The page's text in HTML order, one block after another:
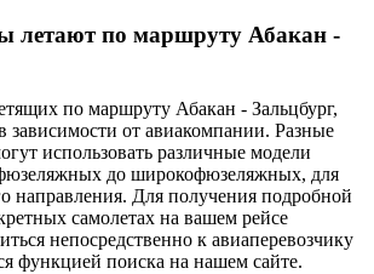
летают по маршруту Абакан -
по маршруту Абакан - Зальцбург,
зависимости от авиакомпании. Разные
использовать различные модели
до широкофюзеляжных, для
направления. Для получения подробной
самолетах на вашем рейсе
непосредственно к авиаперевозчику
функцией поиска на нашем сайте.